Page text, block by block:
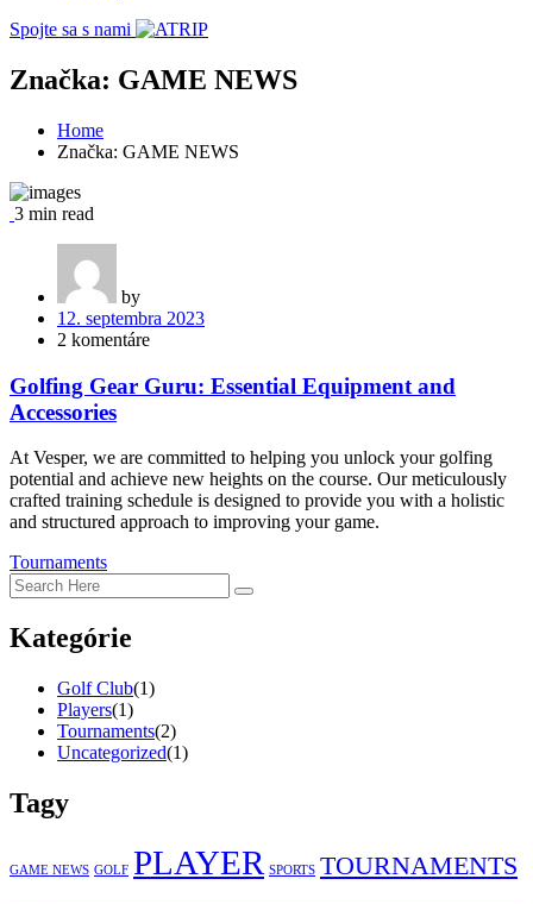
Spojte sa s nami
Značka: GAME NEWS
Home
Značka: GAME NEWS
3 min read
by
12. septembra 2023
2 komentáre
Golfing Gear Guru: Essential Equipment and
Accessories
At Vesper, we are committed to helping you unlock your golfing
potential and achieve new heights on the course. Our meticulously
crafted training schedule is designed to provide you with a holistic
and structured approach to improving your game.
Tournaments
Kategórie
Golf Club(1)
Players(1)
Tournaments(2)
Uncategorized(1)
Tagy
GAME NEWS GOLF PLAYER SPORTS TOURNAMENTS